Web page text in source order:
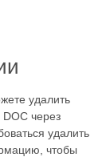
удалить
через
удалить
чтобы